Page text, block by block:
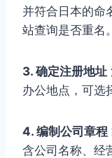
并符合日本的命
站查询是否重名。
3. 确定注册地址
办公地点，可选
4. 编制公司章程
含公司名称、经